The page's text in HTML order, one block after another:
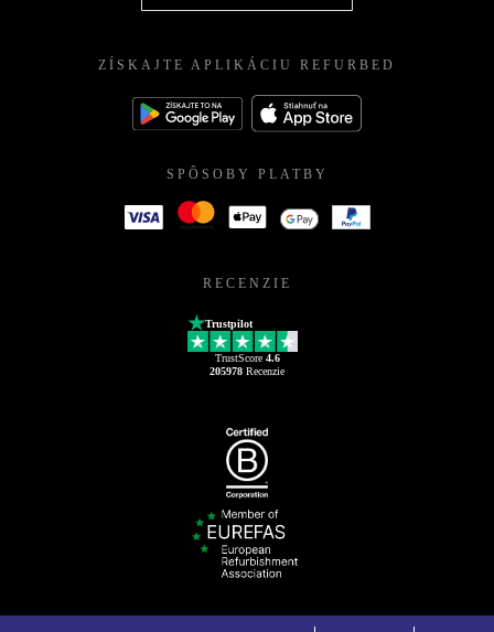
ZÍSKAJTE APLIKÁCIU REFURBED
SPÔSOBY PLATBY
RECENZIE
Trustpilot
TrustScore 4.6
205978 Recenzie